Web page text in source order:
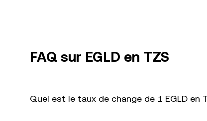
FAQ sur EGLD en TZS
Quel est le taux de change de 1 EGLD en